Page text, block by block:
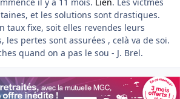
et les solutions sont drastiques.
taux fixe, soit elles revendes leurs
les pertes sont assurées , celà va de soi.
quand on a pas le sou - J. Brel.